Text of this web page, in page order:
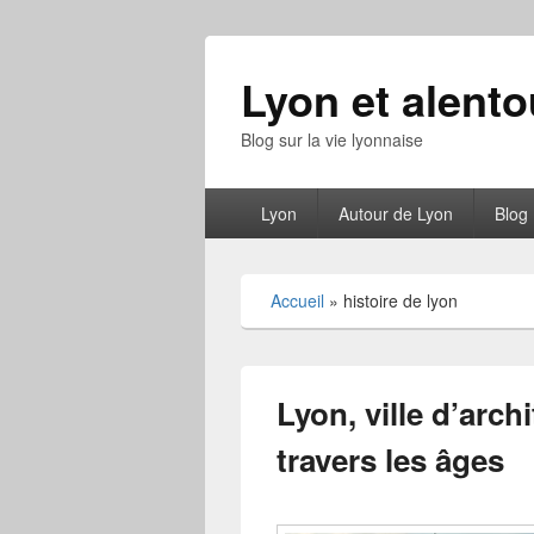
Lyon et
Blog sur la vie lyonnaise
principalLyon Autour de Lyon Blog
Accueil » histoire de lyon
Lyon, ville
travers les âges